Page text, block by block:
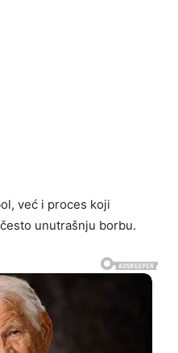
već i proces koji
unutrašnju borbu.